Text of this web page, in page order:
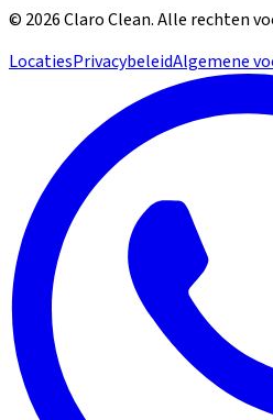
© 2026Claro Clean.Alle rechten
LocatiesPrivacybeleidAlgemene